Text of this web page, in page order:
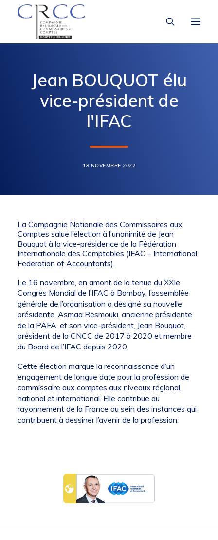
LA PROFESSION
Jean BOUQUOT élu
vice-président de
l'IFAC
18 NOVEMBRE 2022
La Compagnie Nationale des Commissaires aux
Comptes salue l’élection à l’unanimité de Jean
Bouquot à la vice-présidence de la Fédération
Internationale des Comptables (IFAC – International
Federation of Accountants).
Le 16 novembre, en amont de la tenue du XXIe
Congrès Mondial de l’IFAC à Bombay, l’assemblée
générale de l’organisation a désigné sa nouvelle
présidente, Asmaa Resmouki, ancienne présidente
de la PAFA, et son vice-président, Jean Bouquot,
président de la CNCC de 2017 à 2020 et membre
du Board de l’IFAC depuis 2020.
Cette élection marque la reconnaissance d’un
engagement de longue date pour la profession de
commissaire aux comptes aux niveaux régional,
national et international. Elle contribue au
rayonnement de la France au sein des instances qui
contribuent à dessiner l’avenir de la profession.